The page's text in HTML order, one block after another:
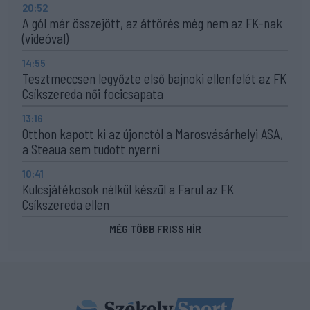
20:52
A gól már összejött, az áttörés még nem az FK-nak
(videóval)
14:55
Tesztmeccsen legyőzte első bajnoki ellenfelét az FK
Csíkszereda női focicsapata
13:16
Otthon kapott ki az újonctól a Marosvásárhelyi ASA,
a Steaua sem tudott nyerni
10:41
Kulcsjátékosok nélkül készül a Farul az FK
Csíkszereda ellen
MÉG TÖBB FRISS HÍR